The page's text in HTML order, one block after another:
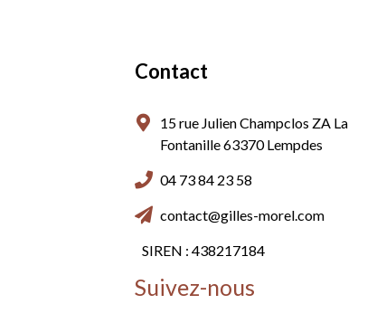
Contact
15 rue Julien Champclos ZA La
Fontanille 63370 Lempdes
04 73 84 23 58
contact@gilles-morel.com
SIREN : 438217184
Suivez-nous